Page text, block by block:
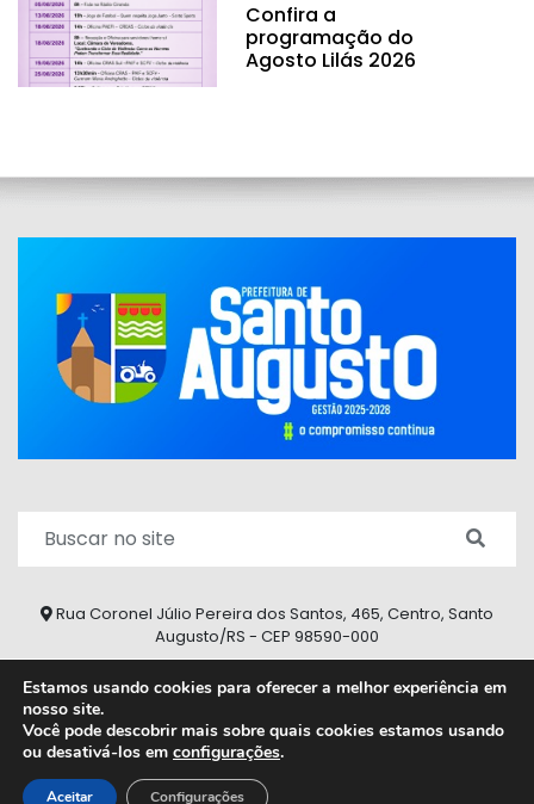
Confira a
programação do
Agosto Lilás 2026
Rua Coronel Júlio Pereira dos Santos, 465, Centro, Santo
Augusto/RS - CEP 98590-000
2026 © Todos os direitos reservados.
Estamos usando cookies para oferecer a melhor experiência em
nosso site.
Você pode descobrir mais sobre quais cookies estamos usando
ou desativá-los em configurações.
Aceitar Configurações